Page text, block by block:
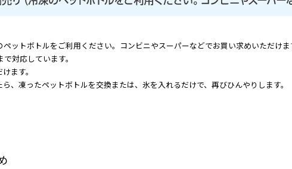
ットボトルをご利用ください。コンビニやスーパーなどでお買い求めいただけま
対応しています。
ます。
、凍ったペットボトルを交換または、氷を入れるだけで、再びひんやりします。